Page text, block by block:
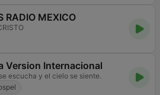
RADIO MEXICO
Version Internacional
escucha y el cielo se siente.